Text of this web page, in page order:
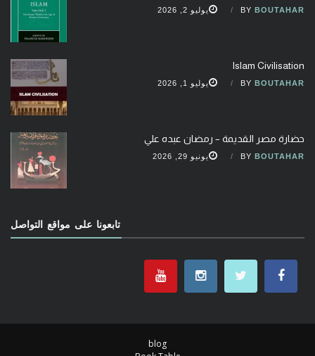
BY BOUTAHAR يوليو 2, 2026
Islam Civilisation
BY BOUTAHAR يوليو 1, 2026
حضارة مصر القديمة – رمضان عبده علي
BY BOUTAHAR يونيو 29, 2026
تابعونا على مواقع التواصل
blog